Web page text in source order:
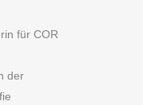
für COR
der